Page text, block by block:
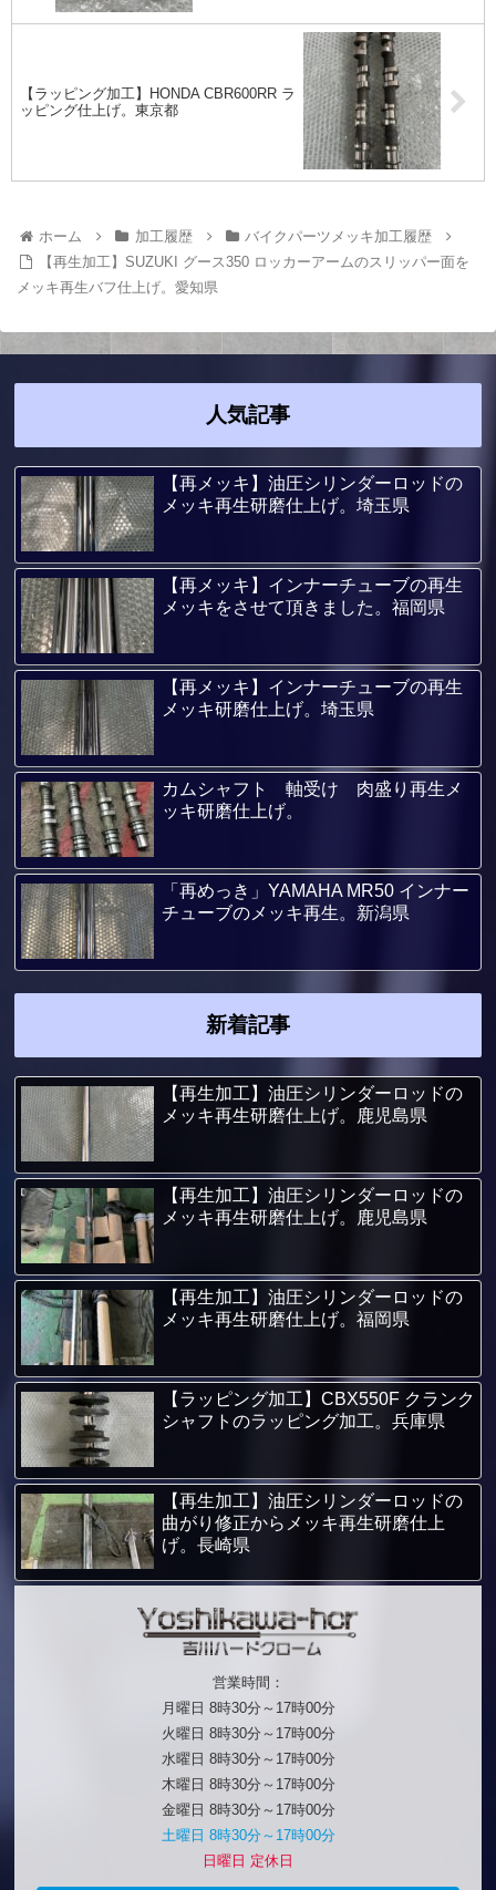
【ラッピング加工】HONDA CBR600RR ラ
ッピング仕上げ。東京都
ホーム 加工履歴
バイクパーツメッキ加工履歴
【再生加工】SUZUKI グース350 ロッカーアームのスリッパー面を
メッキ再生バフ仕上げ。愛知県
人気記事
【再メッキ】油圧シリンダーロッドの
メッキ再生研磨仕上げ。埼玉県
【再メッキ】インナーチューブの再生
メッキをさせて頂きました。福岡県
【再メッキ】インナーチューブの再生
メッキ研磨仕上げ。埼玉県
カムシャフト 軸受け 肉盛り再生メ
ッキ研磨仕上げ。
「再めっき」YAMAHA MR50 インナー
チューブのメッキ再生。新潟県
新着記事
【再生加工】油圧シリンダーロッドの
メッキ再生研磨仕上げ。鹿児島県
【再生加工】油圧シリンダーロッドの
メッキ再生研磨仕上げ。鹿児島県
【再生加工】油圧シリンダーロッドの
メッキ再生研磨仕上げ。福岡県
【ラッピング加工】CBX550F クランク
シャフトのラッピング加工。兵庫県
【再生加工】油圧シリンダーロッドの
曲がり修正からメッキ再生研磨仕上
げ。長崎県
営業時間：
月曜日 8時30分～17時00分
火曜日 8時30分～17時00分
水曜日 8時30分～17時00分
木曜日 8時30分～17時00分
金曜日 8時30分～17時00分
土曜日 8時30分～17時00分
日曜日 定休日